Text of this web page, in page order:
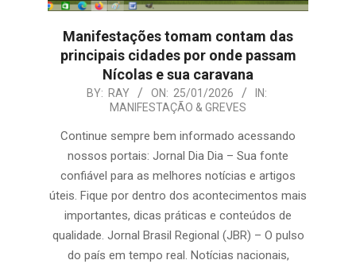
Manifestações tomam contam das
principais cidades por onde passam
Nícolas e sua caravana
BY: RAY ON: 25/01/2026
IN:
MANIFESTAÇÃO & GREVES
Continue sempre bem informado acessando
nossos portais: Jornal Dia Dia – Sua fonte
confiável para as melhores notícias e artigos
úteis. Fique por dentro dos acontecimentos mais
importantes, dicas práticas e conteúdos de
qualidade. Jornal Brasil Regional (JBR) – O pulso
do país em tempo real. Notícias nacionais,